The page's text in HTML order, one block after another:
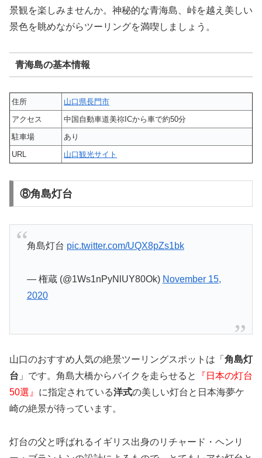
景観を楽しみませんか。神秘的な青海島、峠を越え美しい
景色を眺めながらツーリングを満喫しましょう。
青海島の基本情報
住所
山口県長門市
アクセス
中国自動車道美祢ICから車で約50分
駐車場
あり
URL
山口観光サイト
⑧角島灯台
角島灯台 pic.twitter.com/UQX8pZs1bk
— 権蔵 (@1Ws1nPyNlUY80Ok) November 15,
2020
山口のおすすめ人気の絶景ツーリングスポットは「 角島灯
台 」です。角島大橋からバイクを走らせると
『日本の灯台
50選』 に指定されている洋式の美しい灯台と日本海夢ケ
崎の絶景が待っています。
灯台の父と呼ばれるイギリス出身のリチャード・ヘンリ